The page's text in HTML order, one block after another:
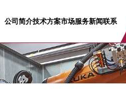
公司简介技术方案市场服务新闻联系